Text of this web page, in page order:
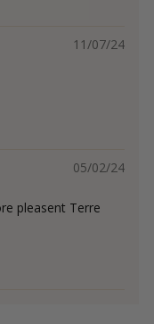
11/07/24
05/02/24
pleasent Terre